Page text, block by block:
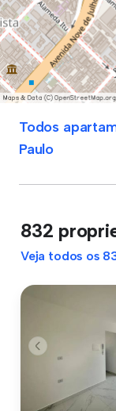
Todos
Paulo
832
Veja todos os